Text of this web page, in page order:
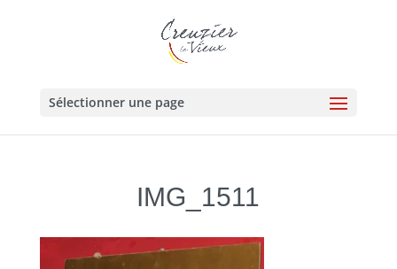
Sélectionner une page
IMG_1511